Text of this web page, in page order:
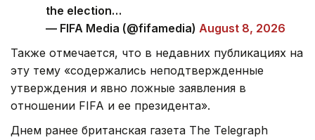
the election…
— FIFA Media (@fifamedia) August 8, 2026
Также отмечается, что в недавних публикациях на
эту тему «содержались неподтвержденные
утверждения и явно ложные заявления в
отношении FIFA и ее президента».
Днем ранее британская газета The Telegraph